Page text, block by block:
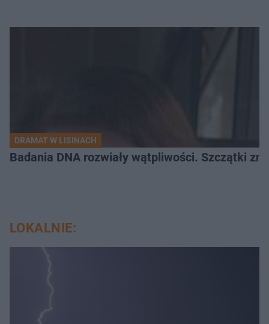
DRAMAT W LISINACH
Badania DNA rozwiały wątpliwości. Szczątki
LOKALNIE: